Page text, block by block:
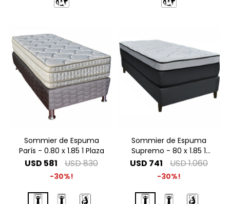
Sommier de Espuma
París - 0.80 x 1.85 1 Plaza
USD 581 USD830
30
Sommier de Espuma
Supremo - 80 x 1.85 1
Plaza
USD 741 USD1.060
30